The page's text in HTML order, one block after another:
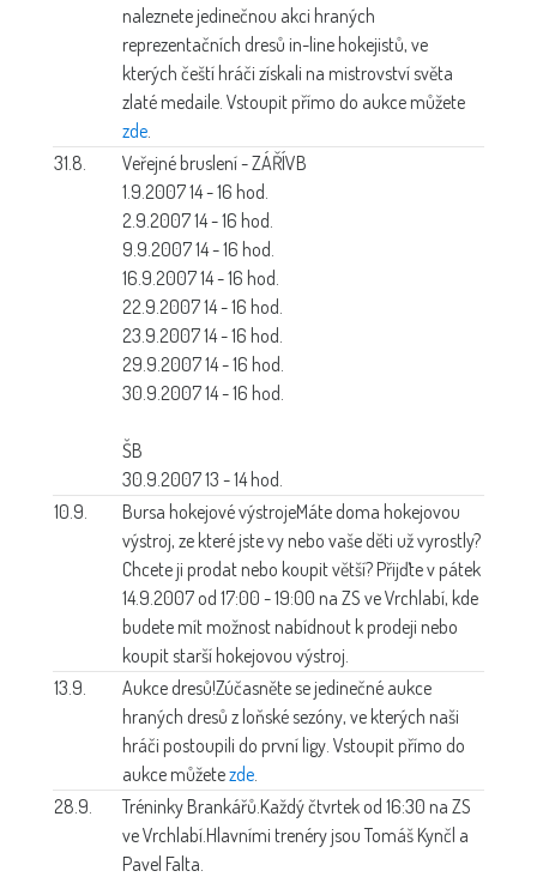
naleznete jedinečnou akci hraných
reprezentačních dresů in-line hokejistů, ve
kterých čeští hráči získali na mistrovství světa
zlaté medaile. Vstoupit přímo do aukce můžete
zde
31.8.
Veřejné bruslení - ZÁŘÍVB
1.9.2007 14 - 16 hod.
2.9.2007 14 - 16 hod.
9.9.2007 14 - 16 hod.
16.9.2007 14 - 16 hod.
22.9.2007 14 - 16 hod.
23.9.2007 14 - 16 hod.
29.9.2007 14 - 16 hod.
30.9.2007 14 - 16 hod.
ŠB
30.9.2007 13 - 14 hod.
10.9.
Bursa hokejové výstrojeMáte doma hokejovou
výstroj, ze které jste vy nebo vaše děti už vyrostly?
Chcete ji prodat nebo koupit větší? Přijďte v pátek
14.9.2007 od 17:00 - 19:00 na ZS ve Vrchlabí, kde
budete mít možnost nabídnout k prodeji nebo
koupit starší hokejovou výstroj.
13.9.
Aukce dresů!Zúčasněte se jedinečné aukce
hraných dresů z loňské sezóny, ve kterých naši
hráči postoupili do první ligy. Vstoupit přímo do
aukce můžetezde
28.9.
Tréninky Brankářů. Každý čtvrtek od 16:30 na ZS
ve Vrchlabí.Hlavními trenéry jsou Tomáš Kynčl a
Pavel Falta.